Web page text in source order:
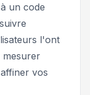
un code
l'ont
mesurer
vos